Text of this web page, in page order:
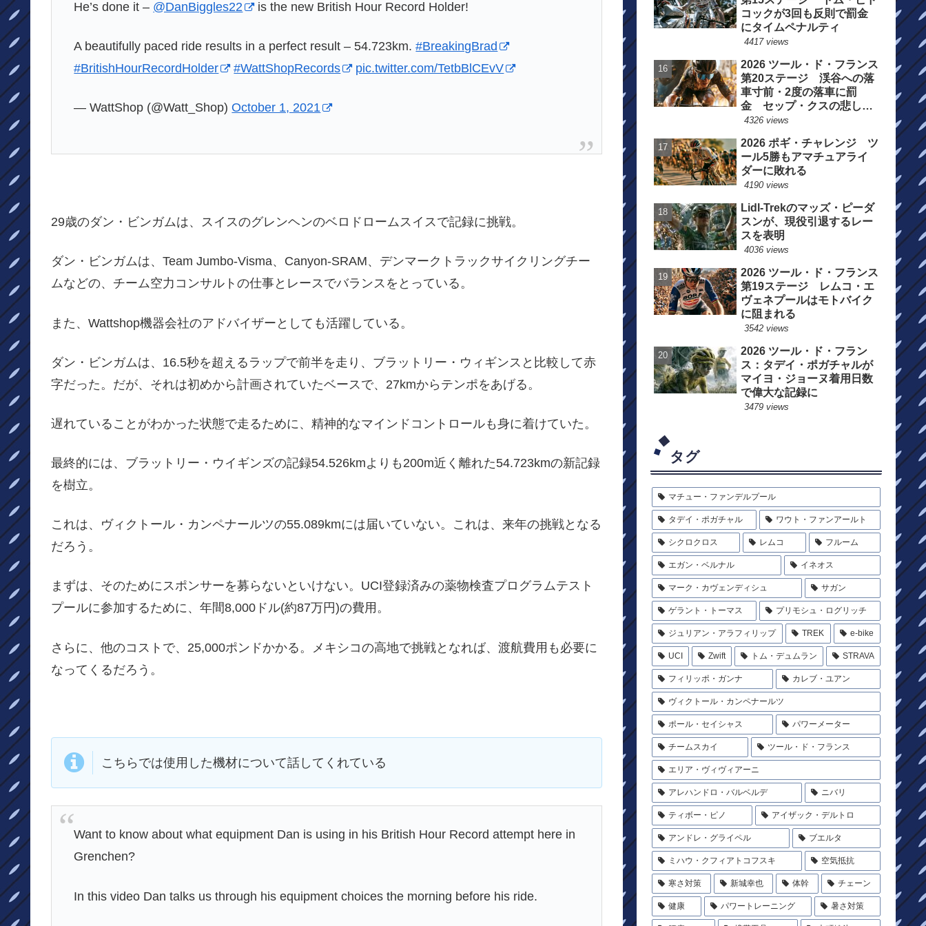
He’s done it – @DanBiggles22 is the new British Hour Record Holder!
A beautifully paced ride results in a perfect result – 54.723km.#BreakingBrad
#BritishHourRecordHolder
#WattShopRecords pic.twitter.com/TetbBlCEvV
— WattShop (@Watt_Shop)October 1, 2021
29歳のダン・ビンガムは、スイスのグレンヘンのベロドロームスイスで記録に挑戦。
ダン・ビンガムは、Team Jumbo-Visma、Canyon-SRAM、デンマークトラックサイクリングチー
ムなどの、チーム空力コンサルトの仕事とレースでバランスをとっている。
また、Wattshop機器会社のアドバイザーとしても活躍している。
ダン・ビンガムは、16.5秒を超えるラップで前半を走り、ブラットリー・ウィギンスと比較して赤
字だった。だが、それは初めから計画されていたベースで、27kmからテンポをあげる。
遅れていることがわかった状態で走るために、精神的なマインドコントロールも身に着けていた。
最終的には、ブラットリー・ウイギンズの記録54.526kmよりも200m近く離れた54.723kmの新記録
を樹立。
これは、ヴィクトール・カンペナールツの55.089kmには届いていない。これは、来年の挑戦となる
だろう。
まずは、そのためにスポンサーを募らないといけない。UCI登録済みの薬物検査プログラムテスト
プールに参加するために、年間8,000ドル(約87万円)の費用。
さらに、他のコストで、25,000ポンドかかる。メキシコの高地で挑戦となれば、渡航費用も必要に
なってくるだろう。
こちらでは使用した機材について話してくれている
Want to know about what equipment Dan is using in his British Hour Record attempt here in
Grenchen?
In this video Dan talks us through his equipment choices the morning before his ride.
コックが3回も反則で罰金
にタイムペナルティ
4417 views
2026 ツール・ド・フランス
第20ステージ 渓谷への落
車寸前・2度の落車に罰
金 セップ・クスの悲しい
一日
4326 views
2026 ポギ・チャレンジ ツ
ール5勝もアマチュアライ
ダーに敗れる
4190 views
Lidl-Trekのマッズ・ピーダ
スンが、現役引退するレー
スを表明
4036 views
2026 ツール・ド・フランス
第19ステージ レムコ・エ
ヴェネプールはモトバイク
に阻まれる
3542 views
2026 ツール・ド・フラン
ス：タデイ・ポガチャルが
マイヨ・ジョーヌ着用日数
で偉大な記録に
3479 views
タグ
マチュー・ファンデルプール
タデイ・ポガチャル ワウト・ファンアールト
シクロクロス レムコ フルーム
エガン・ベルナル イネオス
マーク・カヴェンディシュ サガン
ゲラント・トーマス プリモシュ・ログリッチ
ジュリアン・アラフィリップ TREK e-bike
UCI Zwift トム・デュムラン STRAVA
フィリッポ・ガンナ カレブ・ユアン
ヴィクトール・カンペナールツ
ポール・セイシャス パワーメーター
チームスカイ ツール・ド・フランス
エリア・ヴィヴィアーニ
アレハンドロ・バルベルデ ニバリ
ティボー・ピノ アイザック・デルトロ
アンドレ・グライペル ブエルタ
ミハウ・クフィアトコフスキ 空気抵抗
寒さ対策 新城幸也 体幹 チェーン
健康 パワートレーニング 暑さ対策